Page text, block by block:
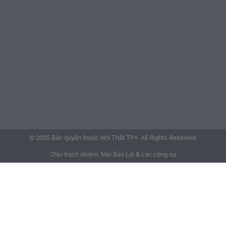
© 2025 Bản quyền thuộc Nội Thất TP+. All Rights Reserved.
Chịu trách nhiệm: Mai Bảo Lợi & các cộng sự